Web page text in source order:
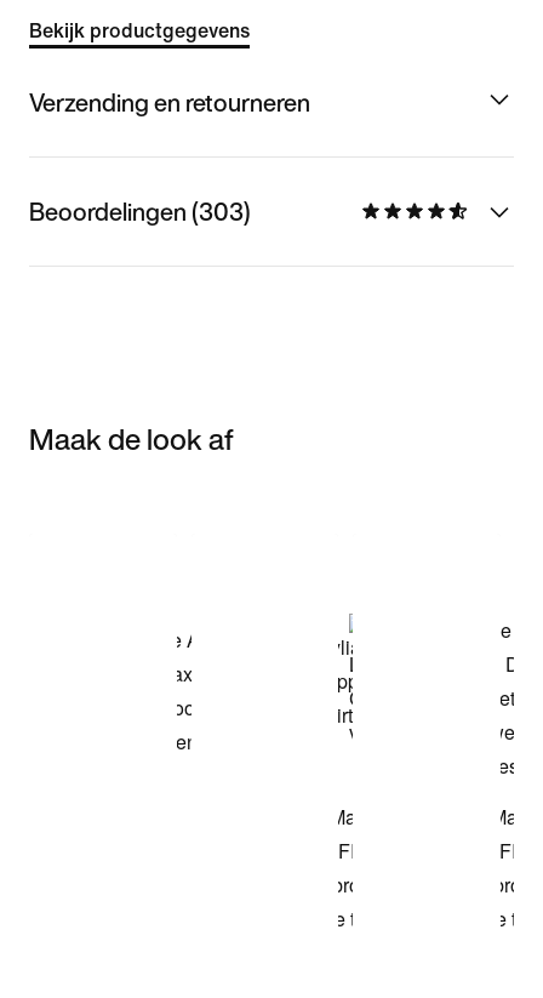
Bekijk productgegevens
Verzending en retourneren
Beoordelingen (303)
Maak de look af